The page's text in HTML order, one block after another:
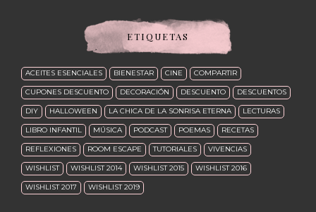
ETIQUETAS
ACEITES ESENCIALES BIENESTAR CINE COMPARTIR
CUPONES DESCUENTO DECORACIÓN DESCUENTO DESCUENTOS
DIY HALLOWEEN LA CHICA DE LA SONRISA ETERNA LECTURAS
LIBRO INFANTIL MÚSICA PODCAST POEMAS RECETAS
REFLEXIONES ROOM ESCAPE TUTORIALES VIVENCIAS
WISHLIST WISHLIST 2014 WISHLIST 2015 WISHLIST 2016
WISHLIST 2017 WISHLIST 2019